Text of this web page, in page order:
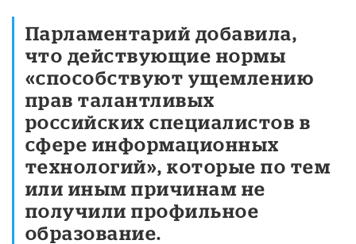
Парламентарий добавила,
что действующие нормы
«способствуют ущемлению
прав талантливых
российских специалистов в
сфере информационных
технологий», которые по тем
или иным причинам не
получили профильное
образование.